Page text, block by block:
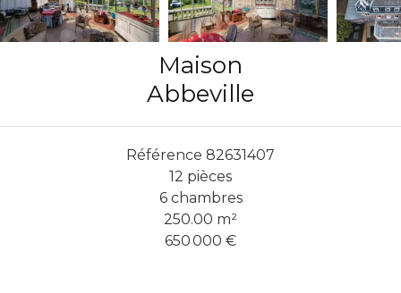
Maison
Abbeville
Référence 82631407
12 pièces
6 chambres
250.00 m²
650 000 €